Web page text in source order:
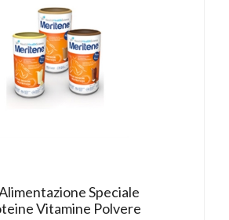
Speciale
Vitamine Polvere